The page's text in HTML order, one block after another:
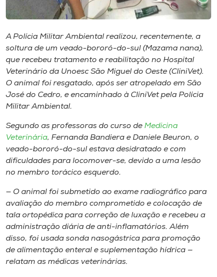
A Polícia Militar Ambiental realizou, recentemente, a
soltura de um veado-bororó-do-sul (Mazama nana),
que recebeu tratamento e reabilitação no Hospital
Veterinário da Unoesc São Miguel do Oeste (CliniVet).
O animal foi resgatado, após ser atropelado em São
José do Cedro, e encaminhado à CliniVet pela Polícia
Militar Ambiental.
Segundo as professoras do curso de Medicina
Veterinária, Fernanda Bandiera e Daniele Beuron, o
veado-bororó-do-sul estava desidratado e com
dificuldades para locomover-se, devido a uma lesão
no membro torácico esquerdo.
— O animal foi submetido ao exame radiográfico para
avaliação do membro comprometido e colocação de
tala ortopédica para correção de luxação e recebeu a
administração diária de anti-inflamatórios. Além
disso, foi usada sonda nasogástrica para promoção
de alimentação enteral e suplementação hídrica —
relatam as médicas veterinárias.